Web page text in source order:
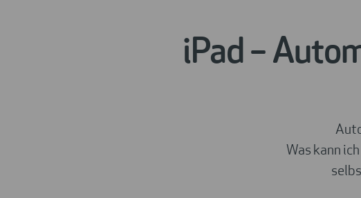
iPad –
Was kann